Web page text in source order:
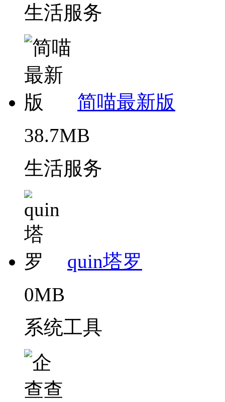
生活服务
简喵最新版
38.7MB
生活服务
quin塔罗
0MB
系统工具